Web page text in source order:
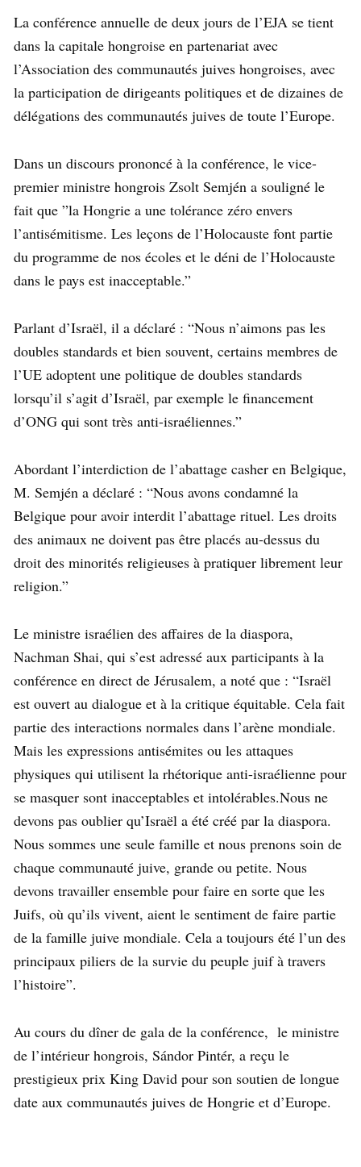
La conférence annuelle de deux jours de l’EJA se tient
dans la capitale hongroise en partenariat avec
l’Association des communautés juives hongroises, avec
la participation de dirigeants politiques et de dizaines de
délégations des communautés juives de toute l’Europe.
Dans un discours prononcé à la conférence, le vice-
premier ministre hongrois Zsolt Semjén a souligné le
fait que ”la Hongrie a une tolérance zéro envers
l’antisémitisme. Les leçons de l’Holocauste font partie
du programme de nos écoles et le déni de l’Holocauste
dans le pays est inacceptable.”
Parlant d’Israël, il a déclaré : “Nous n’aimons pas les
doubles standards et bien souvent, certains membres de
l’UE adoptent une politique de doubles standards
lorsqu’il s’agit d’Israël, par exemple le financement
d’ONG qui sont très anti-israéliennes.”
Abordant l’interdiction de l’abattage casher en Belgique,
M. Semjén a déclaré : “Nous avons condamné la
Belgique pour avoir interdit l’abattage rituel. Les droits
des animaux ne doivent pas être placés au-dessus du
droit des minorités religieuses à pratiquer librement leur
religion.”
Le ministre israélien des affaires de la diaspora,
Nachman Shai, qui s’est adressé aux participants à la
conférence en direct de Jérusalem, a noté que : “Israël
est ouvert au dialogue et à la critique équitable. Cela fait
partie des interactions normales dans l’arène mondiale.
Mais les expressions antisémites ou les attaques
physiques qui utilisent la rhétorique anti-israélienne pour
se masquer sont inacceptables et intolérables.Nous ne
devons pas oublier qu’Israël a été créé par la diaspora.
Nous sommes une seule famille et nous prenons soin de
chaque communauté juive, grande ou petite. Nous
devons travailler ensemble pour faire en sorte que les
Juifs, où qu’ils vivent, aient le sentiment de faire partie
de la famille juive mondiale. Cela a toujours été l’un des
principaux piliers de la survie du peuple juif à travers
l’histoire”.
Au cours du dîner de gala de la conférence, le ministre
de l’intérieur hongrois, Sándor Pintér, a reçu le
prestigieux prix King David pour son soutien de longue
date aux communautés juives de Hongrie et d’Europe.